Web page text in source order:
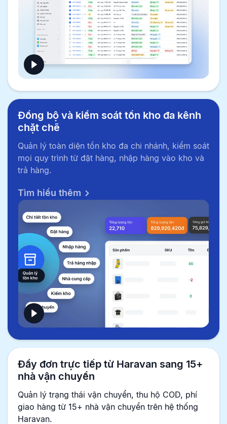
Đồng bộ và kiểm soát tồn kho đa kênh
chặt chẽ
Quản lý toàn diện tồn kho đa chi nhánh, kiểm soát
mọi quy trình từ đặt hàng, nhập hàng vào kho và
trả hàng.
Tìm hiểu thêm
Đẩy đơn trực tiếp từ Haravan sang 15+
nhà vận chuyển
Quản lý trạng thái vận chuyển, thu hộ COD, phí
giao hàng từ 15+ nhà vận chuyển trên hệ thống
Haravan.